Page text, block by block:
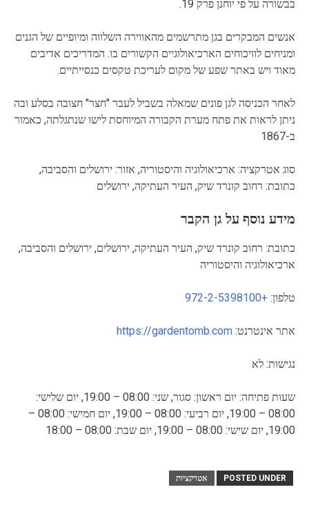
בבשורה על פי יוחנן פרק 19.
אנשים המבקרים בגן מתרשמים מהאווירה השלווה ומיופיים של הגנים
ומניחים לוויכוחים הארכיאולוגיים הקשורים בו. המדריכים אדיבים
מאוד ויש באתר שפע של מקום לעריכת טקסים כנסייתיים.
לאחר הכניסה לגן פונים שמאלה בשביל לעבר "חצר" חצובה בסלע ובה
ניתן לראות את פתח מערת הקבורה המיוחסת לישו שנתגלתה, כאמור
ב-1867
סוג אטרקציה: ארכיאולוגיה והיסטוריה, אזור: ירושלים והסביבה,
כתובת: רחוב קונרד שיק, העיר העתיקה, ירושלים
מידע נוסף על גן הקבר
כתובת: רחוב קונרד שיק, העיר העתיקה, ירושלים, ירושלים והסביבה,
ארכיאולוגיה והיסטוריה
טלפון: +972-2-5398100
אתר אינטרנט: https://gardentomb.com
נגישות: לא
שעות פתיחה: יום ראשון: סגור, שני: 08:00 – 19:00, יום שלישי:
08:00 – 19:00, יום רביעי: 08:00 – 19:00, יום חמישי: 08:00 –
19:00, יום שישי: 08:00 – 19:00, יום שבת: 08:00 – 18:00
POSTED UNDER אטרקציות